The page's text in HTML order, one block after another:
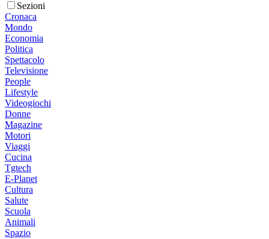
Sezioni
Cronaca
Mondo
Economia
Politica
Spettacolo
Televisione
People
Lifestyle
Videogiochi
Donne
Magazine
Motori
Viaggi
Cucina
Tgtech
E-Planet
Cultura
Salute
Scuola
Animali
Spazio